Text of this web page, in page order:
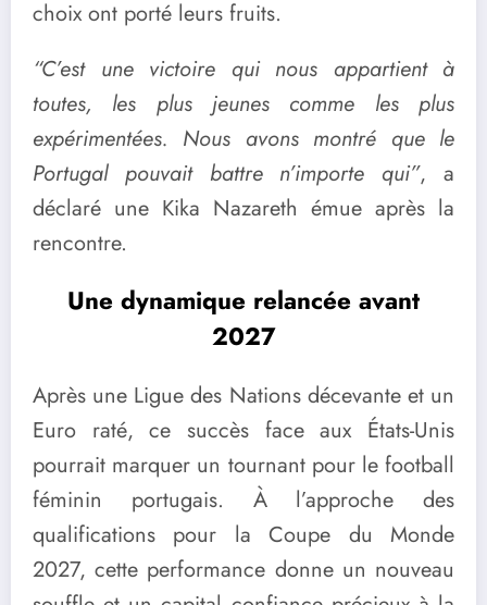
choix ont porté leurs fruits.
“C’est une victoire qui nous appartient à
toutes, les plus jeunes comme les plus
expérimentées. Nous avons montré que le
Portugal pouvait battre n’importe qui”, a
déclaré une Kika Nazareth émue après la
rencontre.
Une dynamique relancée avant
2027
Après une Ligue des Nations décevante et un
Euro raté, ce succès face aux États-Unis
pourrait marquer un tournant pour le football
féminin portugais. À l’approche des
qualifications pour la Coupe du Monde
2027, cette performance donne un nouveau